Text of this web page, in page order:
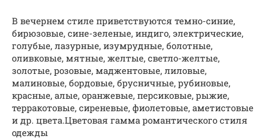
В вечернем стиле приветствуются темно-синие,
бирюзовые, сине-зеленые, индиго, электрические,
голубые, лазурные, изумрудные, болотные,
оливковые, мятные, желтые, светло-желтые,
золотые, розовые, маджентовые, лиловые,
малиновые, бордовые, брусничные, рубиновые,
красные, алые, оранжевые, персиковые, рыжие,
терракотовые, сиреневые, фиолетовые, аметистовые
и др. цвета.Цветовая гамма романтического стиля
одежды